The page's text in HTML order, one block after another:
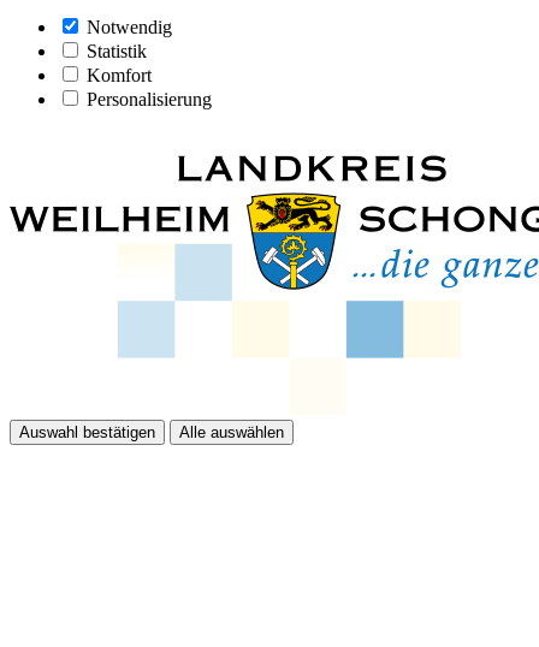
Notwendig
Statistik
Komfort
Personalisierung
Auswahl bestätigen Alle auswählen